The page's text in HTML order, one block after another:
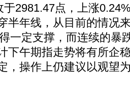
2981.47点，上涨
半年线，从目前的情况
一定支撑，而连续的暴
下午期指走势将有所企
，操作上仍建议以观望